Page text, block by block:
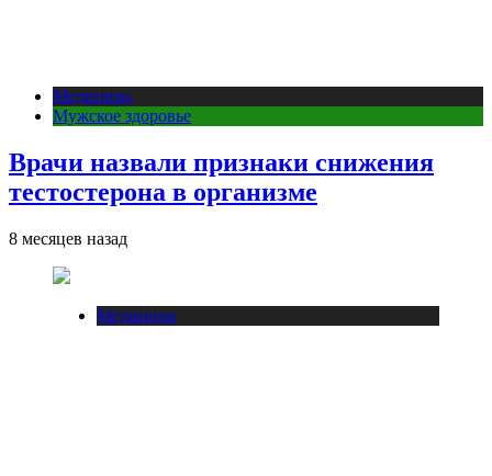
Медицина
Мужское здоровье
Врачи назвали признаки снижения
тестостерона в организме
8 месяцев назад
Медицина